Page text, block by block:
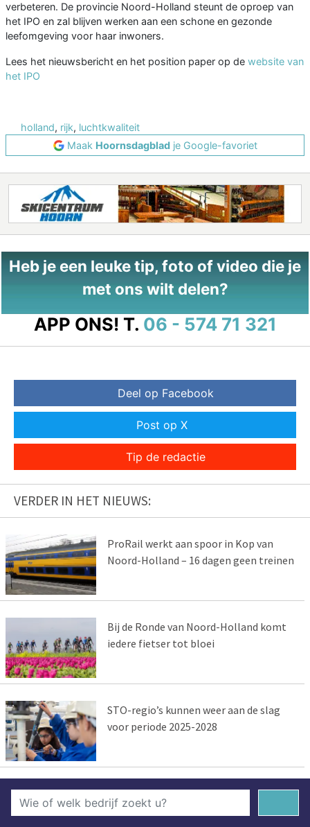
verbeteren. De provincie Noord-Holland steunt de oproep van
het IPO en zal blijven werken aan een schone en gezonde
leefomgeving voor haar inwoners.
Lees het nieuwsbericht en het position paper op de website van
het IPO
holland, rijk, luchtkwaliteit
Maak Hoornsdagbladje Google-favoriet
Heb je een leuke tip, foto of video die je
met ons wilt delen?
APP ONS! T. 06 - 574 71 321
Deel op Facebook
Post op X
Tip de redactie
VERDER IN HET NIEUWS:
ProRail werkt aan spoor in Kop van
Noord-Holland – 16 dagen geen treinen
Bij de Ronde van Noord-Holland komt
iedere fietser tot bloei
STO-regio’s kunnen weer aan de slag
voor periode 2025-2028